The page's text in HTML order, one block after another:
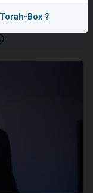
en groupe sur Zoom
Box ?